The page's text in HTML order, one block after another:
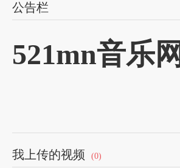
公告栏
521mn音乐网
我上传的视频 (0)